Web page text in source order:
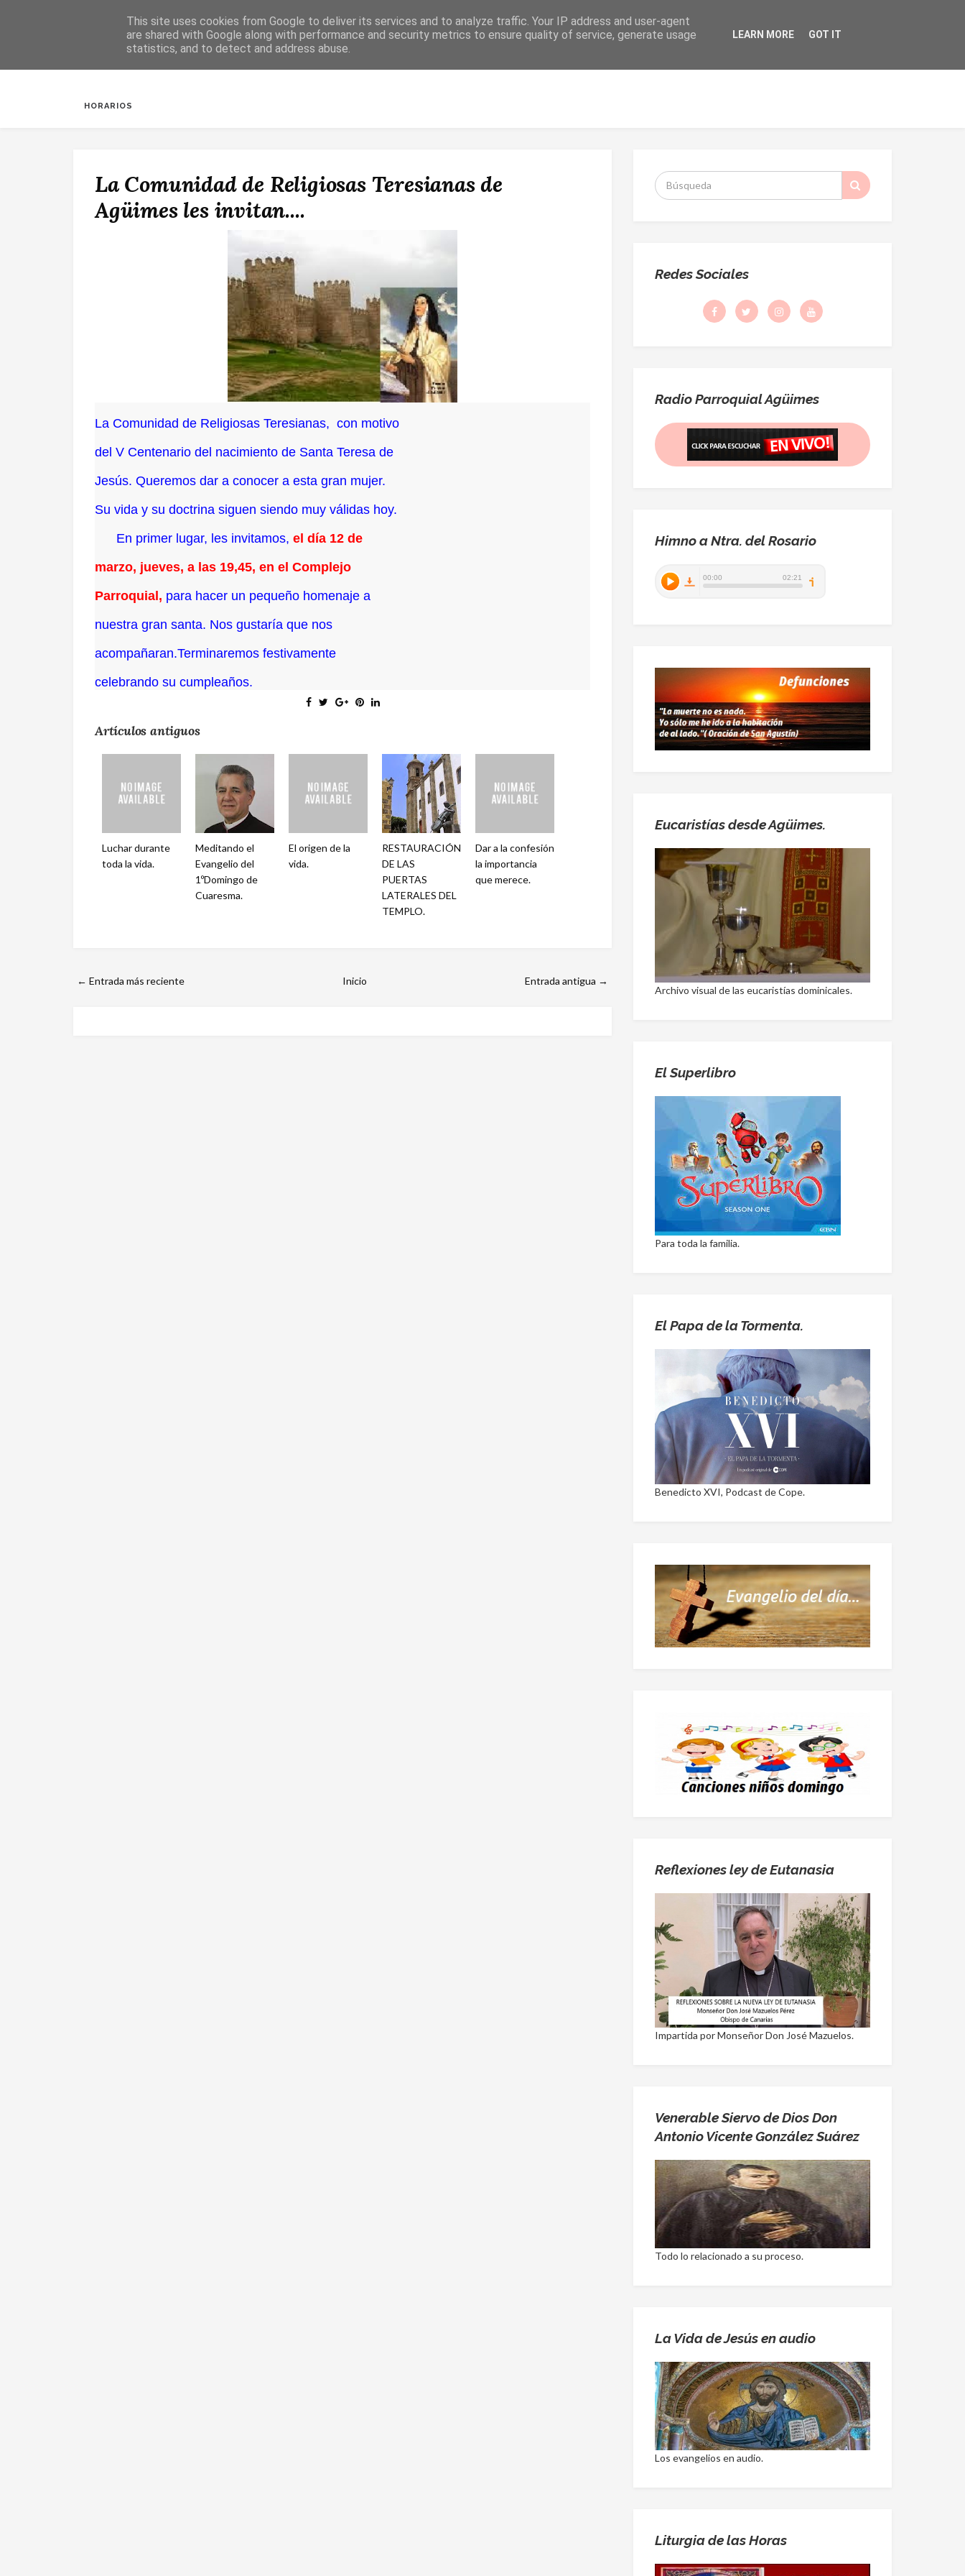
HORARIOS
La Comunidad de Religiosas Teresianas de
Agüimes les invitan....
La Comunidad de Religiosas Teresianas, con motivo
del V Centenario del nacimiento de Santa Teresa de
Jesús. Queremos dar a conocer a esta gran mujer.
Su vida y su doctrina siguen siendo muy válidas hoy.
En primer lugar, les invitamos, el día 12 de
marzo, jueves, a las 19,45, en el Complejo
Parroquial, para hacer un pequeño homenaje a
nuestra gran santa. Nos gustaría que nos
acompañaran.Terminaremos festivamente
celebrando su cumpleaños.
Artículos antiguos
Luchar durante
toda la vida.
Meditando el
Evangelio del
1ºDomingo de
Cuaresma.
El origen de la
vida.
RESTAURACIÓN
DE LAS
PUERTAS
LATERALES DEL
TEMPLO.
Dar a la confesión
la importancia
que merece.
← Entrada más reciente Entrada antigua →
Inicio
S
:
Redes Sociales
Radio Parroquial Agüimes
Himno a Ntra. del Rosario
Eucaristías desde Agüimes.
Archivo visual de las eucaristías dominicales.
El Superlibro
Para toda la familia.
El Papa de la Tormenta.
Benedicto XVI, Podcast de Cope.
Reflexiones ley de Eutanasia
Impartida por Monseñor Don José Mazuelos.
Venerable Siervo de Dios Don
Antonio Vicente González Suárez
Todo lo relacionado a su proceso.
La Vida de Jesús en audio
Los evangelios en audio.
Liturgia de las Horas
This site uses cookies from Google to deliver its services and to analyze traffic. Your IP address and user-agent
are shared with Google along with performance and security metrics to ensure quality of service, generate usage
statistics, and to detect and address abuse.
LEARN MORE GOT IT